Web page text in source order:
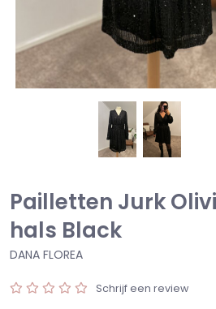
Pailletten Jurk
hals Black
DANA FLOREA
Schrijf een review